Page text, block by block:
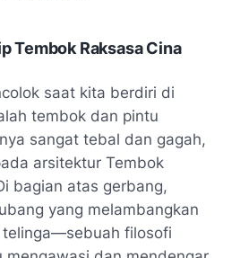
Tembok Raksasa Cina
saat kita berdiri di
tembok dan pintu
sangat tebal dan gagah,
arsitektur Tembok
bagian atas gerbang,
yang melambangkan
telinga—sebuah filosofi